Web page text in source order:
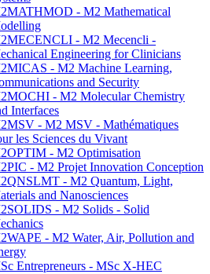
- M2 Mathematical
- M2 Mecencli -
Engineering for Clinicians
- M2 Machine Learning,
and Security
- M2 Molecular Chemistry
Interfaces
- M2 MSV - Mathématiques
les Sciences du Vivant
- M2 Optimisation
- M2 Projet Innovation Conception
- M2 Quantum, Light,
and Nanosciences
- M2 Solids - Solid
- M2 Water, Air, Pollution and
Entrepreneurs - MSc X-HEC